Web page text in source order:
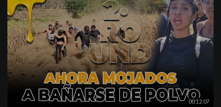
00:12:07